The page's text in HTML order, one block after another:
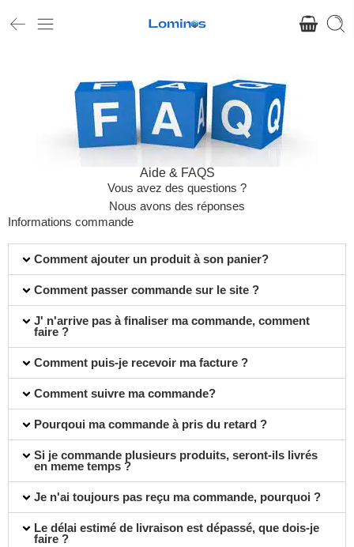
Aide & FAQS
Vous avez des questions ?
Nous avons des réponses
Informations commande
Comment ajouter un produit à son panier?
Comment passer commande sur le site ?
J' n'arrive pas à finaliser ma commande, comment
faire ?
Comment puis-je recevoir ma facture ?
Comment suivre ma commande?
Pourqoui ma commande à pris du retard ?
Si je commande plusieurs produits, seront-ils livrés
en meme temps ?
Je n'ai toujours pas reçu ma commande, pourquoi ?
Le délai estimé de livraison est dépassé, que dois-je
faire ?